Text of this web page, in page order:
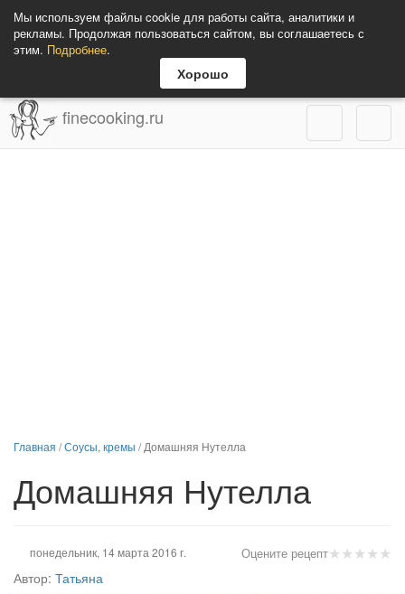
Мы используем файлы cookie для работы сайта, аналитики и
рекламы. Продолжая пользоваться сайтом, вы соглашаетесь с
этим. Подробнее.
Хорошо
finecooking.ru
Главная /Соусы, кремы /Домашняя Нутелла
Домашняя Нутелла
★★★★★
Оцените рецепт
понедельник, 14 марта 2016 г.
Автор: Татьяна